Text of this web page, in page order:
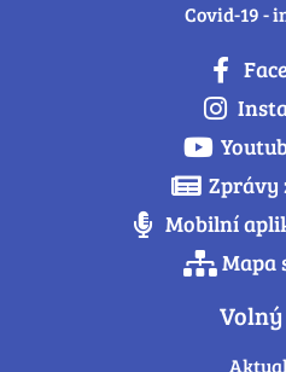
Covid-19 -
Zprávy
Mobilní
Mapa
Volný